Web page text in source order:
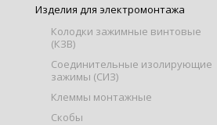
Изделия для электромонтажа
Колодки зажимные винтовые
(КЗВ)
Соединительные изолирующие
зажимы (СИЗ)
Клеммы монтажные
Скобы